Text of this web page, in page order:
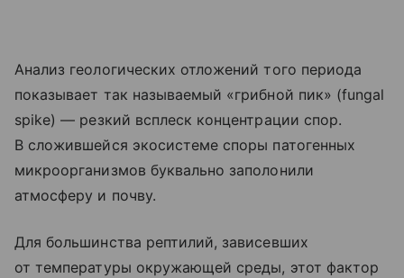
Анализ геологических отложений того периода
показывает так называемый «грибной пик» (fungal
spike) — резкий всплеск концентрации спор.
В сложившейся экосистеме споры патогенных
микроорганизмов буквально заполонили
атмосферу и почву.
Для большинства рептилий, зависевших
от температуры окружающей среды, этот фактор